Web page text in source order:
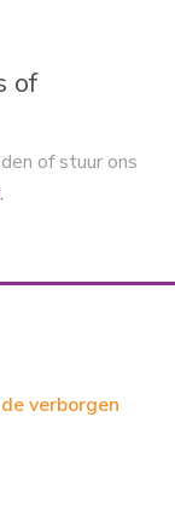
of
of stuur ons
verborgen